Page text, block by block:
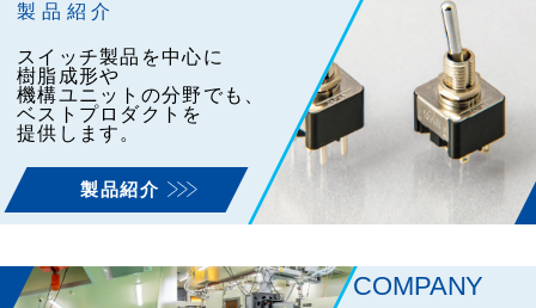
製品紹介
スイッチ製品を中心に
樹脂成形や
機構ユニットの分野でも、
ベストプロダクトを
提供します。
製品紹介
COMPANY